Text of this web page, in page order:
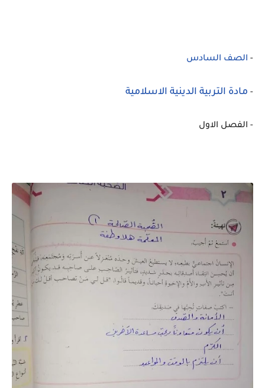
- الصف السادس
- مادة التربية الدينية الاسلامية
- الفصل الاول